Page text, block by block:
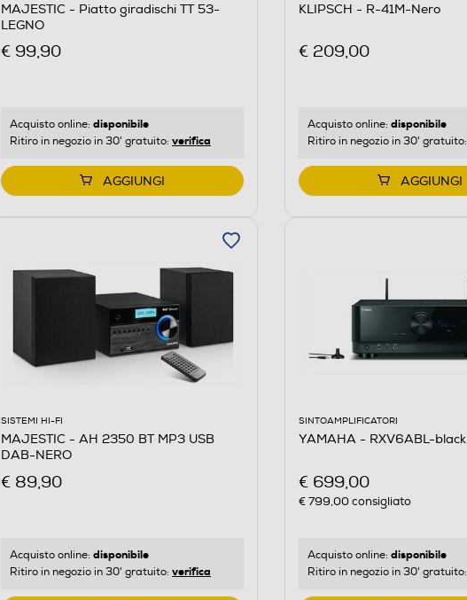
MAJESTIC - Piatto giradischi TT 53-
LEGNO
€ 99,90
Acquisto online: disponibile
Ritiro in negozio in 30' gratuito: verifica
AGGIUNGI
KLIPSCH - R-41M-Nero
€ 209,00
Acquisto online: disponibile
Ritiro in negozio in 30' gratuito:
AGGIUNGI
SISTEMI HI-FI
MAJESTIC - AH 2350 BT MP3 USB
DAB-NERO
€ 89,90
Acquisto online: disponibile
Ritiro in negozio in 30' gratuito: verifica
SINTOAMPLIFICATORI
YAMAHA - RXV6ABL-black
€ 699,00
€ 799,00consigliato
Acquisto online: disponibile
Ritiro in negozio in 30' gratuito: